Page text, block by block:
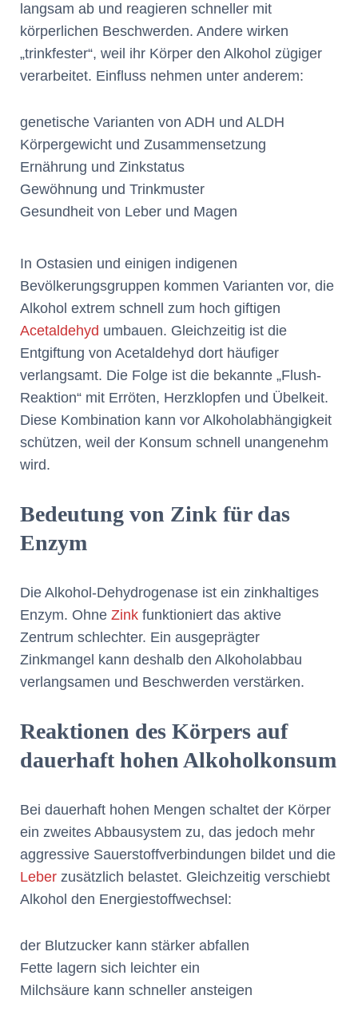
langsam ab und reagieren schneller mit
körperlichen Beschwerden. Andere wirken
„trinkfester“, weil ihr Körper den Alkohol zügiger
verarbeitet. Einfluss nehmen unter anderem:
genetische Varianten von ADH und ALDH
Körpergewicht und Zusammensetzung
Ernährung und Zinkstatus
Gewöhnung und Trinkmuster
Gesundheit von Leber und Magen
In Ostasien und einigen indigenen
Bevölkerungsgruppen kommen Varianten vor, die
Alkohol extrem schnell zum hoch giftigen
Acetaldehyd umbauen. Gleichzeitig ist die
Entgiftung von Acetaldehyd dort häufiger
verlangsamt. Die Folge ist die bekannte „Flush-
Reaktion“ mit Erröten, Herzklopfen und Übelkeit.
Diese Kombination kann vor Alkoholabhängigkeit
schützen, weil der Konsum schnell unangenehm
wird.
Bedeutung von Zink für das
Enzym
Die Alkohol-Dehydrogenase ist ein zinkhaltiges
Enzym. Ohne Zink funktioniert das aktive
Zentrum schlechter. Ein ausgeprägter
Zinkmangel kann deshalb den Alkoholabbau
verlangsamen und Beschwerden verstärken.
Reaktionen des Körpers auf
dauerhaft hohen Alkoholkonsum
Bei dauerhaft hohen Mengen schaltet der Körper
ein zweites Abbausystem zu, das jedoch mehr
aggressive Sauerstoffverbindungen bildet und die
Leber zusätzlich belastet. Gleichzeitig verschiebt
Alkohol den Energiestoffwechsel:
der Blutzucker kann stärker abfallen
Fette lagern sich leichter ein
Milchsäure kann schneller ansteigen